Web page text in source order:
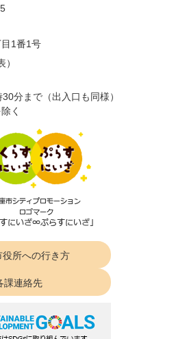
1番1号
分まで（出入口も同様）
く
役所への行き方
課連絡先